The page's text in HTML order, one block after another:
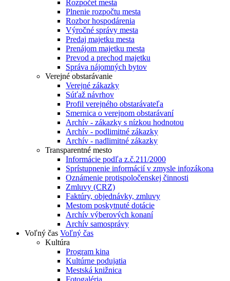
Rozpočet mesta
Plnenie rozpočtu mesta
Rozbor hospodárenia
Výročné správy mesta
Predaj majetku mesta
Prenájom majetku mesta
Prevod a prechod majetku
Správa nájomných bytov
Verejné obstarávanie
Verejné zákazky
Súťaž návrhov
Profil verejného obstarávateľa
Smernica o verejnom obstarávaní
Archív - zákazky s nízkou hodnotou
Archív - podlimitné zákazky
Archív - nadlimitné zákazky
Transparentné mesto
Informácie podľa z.č.211/2000
Sprístupnenie informácií v zmysle infozákona
Oznámenie protispoločenskej činnosti
Zmluvy (CRZ)
Faktúry, objednávky, zmluvy
Mestom poskytnuté dotácie
Archív výberových konaní
Archív samosprávy
Voľný čas Voľný čas
Kultúra
Program kina
Kultúrne podujatia
Mestská knižnica
Fotogaléria